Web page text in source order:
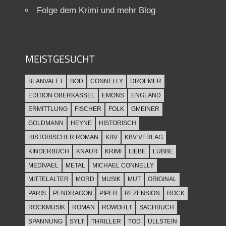
Folge dem Krimi und mehr Blog
MEISTGESUCHT
BLANVALET BOD CONNELLY
DROEMER
EDITION OBERKASSEL
EMONS
ENGLAND
ERMITTLUNG
FISCHER FOLK
GMEINER
GOLDMANN
HEYNE
HISTORISCH
HISTORISCHER ROMAN
KBV
KBV VERLAG
KINDERBUCH
KNAUR KRIMI LIEBE
LÜBBE
MEDIVAEL
METAL
MICHAEL CONNELLY
MITTELALTER
MORD MUSIK MUT
ORIGINAL
PARIS
PENDRAGON PIPER REZENSION
ROCK
ROCKMUSIK
ROMAN ROWOHLT
SACHBUCH
SPANNUNG
SYLT THRILLER TOD ULLSTEIN